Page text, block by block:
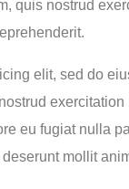
quis nostrud
elit, sed do
eu fugiat nulla
mollit